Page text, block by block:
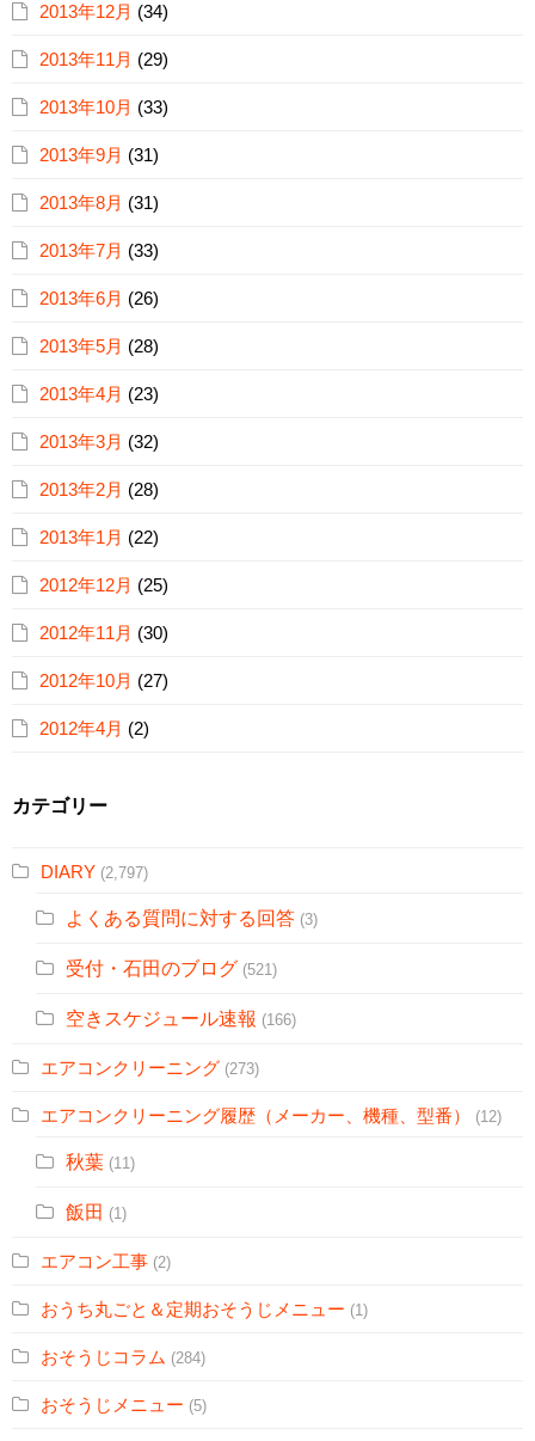
2013年12月 (34)
2013年11月 (29)
2013年10月 (33)
2013年9月 (31)
2013年8月 (31)
2013年7月 (33)
2013年6月 (26)
2013年5月 (28)
2013年4月 (23)
2013年3月 (32)
2013年2月 (28)
2013年1月 (22)
2012年12月 (25)
2012年11月 (30)
2012年10月 (27)
2012年4月 (2)
カテゴリー
DIARY (2,797)
よくある質問に対する回答 (3)
受付・石田のブログ (521)
空きスケジュール速報 (166)
エアコンクリーニング (273)
エアコンクリーニング履歴（メーカー、機種、型番） (12)
秋葉 (11)
飯田 (1)
エアコン工事 (2)
おうち丸ごと＆定期おそうじメニュー (1)
おそうじコラム (284)
おそうじメニュー (5)